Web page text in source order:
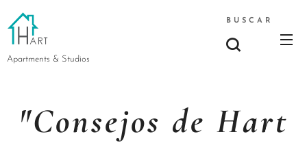
Apartments & Studios
BUSCAR
"Consejos de Hart